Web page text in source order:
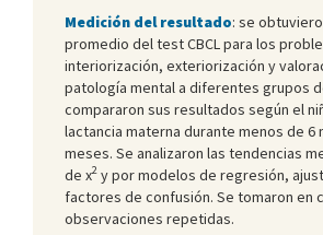
Medición del resultado: se
promedio del test CBCL para los
interiorización, exteriorización y
patología mental a diferentes grupos
compararon sus resultados según el
lactancia materna durante menos de 6
meses. Se analizaron las tendencias
de x2 y por modelos de regresión,
factores de confusión. Se tomaron en
observaciones repetidas.